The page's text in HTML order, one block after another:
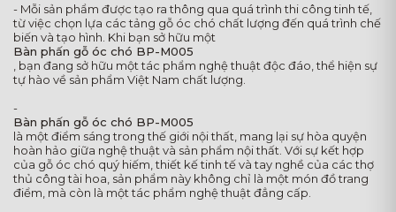
- Mỗi sản phẩm được tạo ra thông qua quá trình thi công tinh tế,
từ việc chọn lựa các tảng gỗ óc chó chất lượng đến quá trình chế
biến và tạo hình. Khi bạn sở hữu một
Bàn phấn gỗ óc chó BP-M005
, bạn đang sở hữu một tác phẩm nghệ thuật độc đáo, thể hiện sự
tự hào về sản phẩm Việt Nam chất lượng.
-
Bàn phấn gỗ óc chó BP-M005
là một điểm sáng trong thế giới nội thất, mang lại sự hòa quyện
hoàn hảo giữa nghệ thuật và sản phẩm nội thất. Với sự kết hợp
của gỗ óc chó quý hiếm, thiết kế tinh tế và tay nghề của các thợ
thủ công tài hoa, sản phẩm này không chỉ là một món đồ trang
điểm, mà còn là một tác phẩm nghệ thuật đẳng cấp.